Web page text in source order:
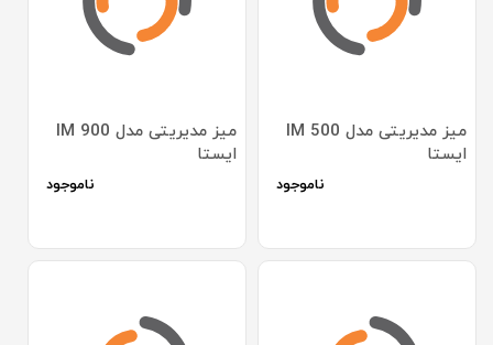
میز مدیریتی مدل IM 500
ایستا
ناموجود
میز مدیریتی مدل IM 900
ایستا
ناموجود